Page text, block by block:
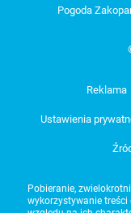
Pogoda
Reklama
Ustawienia
Pobieranie,
wykorzystywanie treści